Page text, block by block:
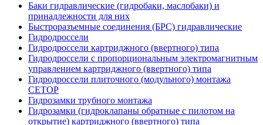
Баки гидравлические (гидробаки, маслобаки) и
принадлежности для них
Быстроразъемные соединения (БРС) гидравлические
Гидродроссели
Гидродроссели картриджного (ввертного) типа
Гидродроссели с пропорциональным электромагнитным
управлением картриджного (ввертного) типа
Гидродроссели плиточного (модульного) монтажа
CETOP
Гидрозамки трубного монтажа
Гидрозамки (гидроклапаны обратные с пилотом на
открытие) картриджного (ввертного) типа